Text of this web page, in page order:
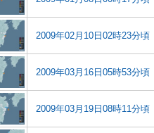
2009年02月10日02時23分頃
2009年03月16日05時53分頃
2009年03月19日08時11分頃